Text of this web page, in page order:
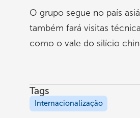
O grupo segue no país
também fará visitas
como o vale do silício
Tags
Internacionalização